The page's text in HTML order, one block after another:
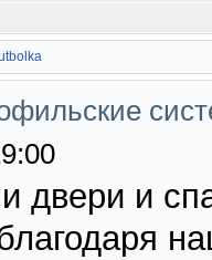
двери и